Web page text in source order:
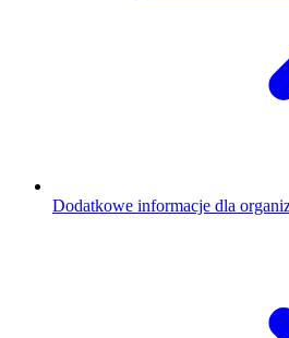
Dodatkowe informacje dla